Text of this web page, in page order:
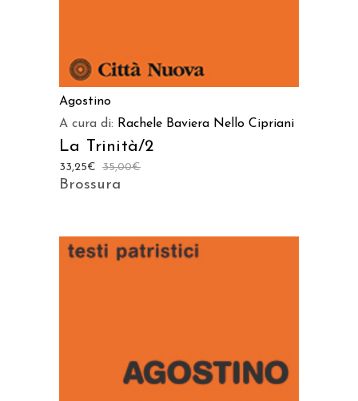
Agostino
A cura di: Rachele Baviera Nello Cipriani
La Trinità/2
35,00€
33,25€
Brossura